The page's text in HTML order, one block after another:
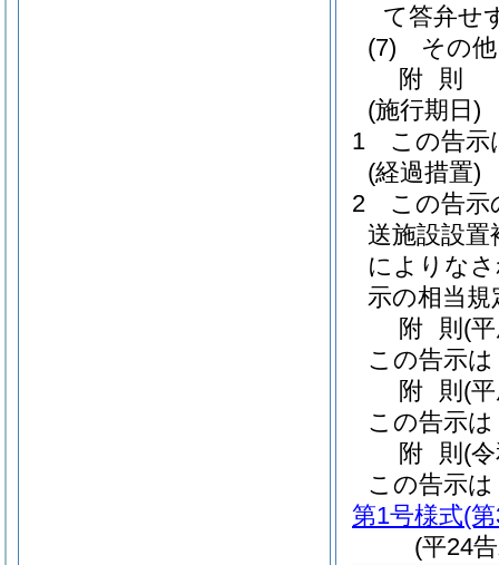
て答弁せ
(7)
その
附 則
(施行期日)
1
この告示
(経過措置)
2
この告示
送施設設置
によりな
示の相当
附 則 (
この告示
附 則 (
この告示
附 則 (
この告示
第1号様式(
(平24